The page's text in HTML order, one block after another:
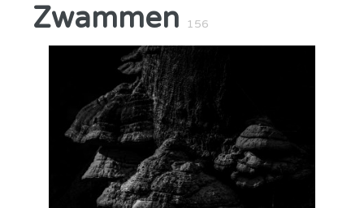
Zwammen 156